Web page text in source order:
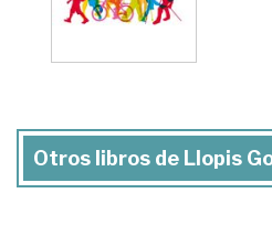
Otros libros de Llopis